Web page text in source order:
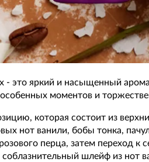
- это яркий и насыщенный
моментов и
которая состоит из
нот ванили, бобы тонка,
перца, затем переход
шлейф из нот